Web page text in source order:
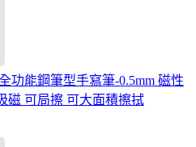
功能鋼筆型手寫筆-0.5mm 磁性
磁 可局擦 可大面積擦拭